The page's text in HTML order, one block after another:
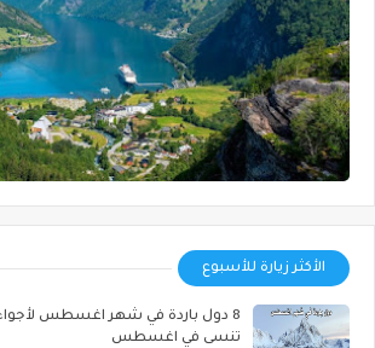
الأكثر زيارة للأسبوع
8 دول باردة في شهر اغسطس لأجواء
تنسى في اغسطس